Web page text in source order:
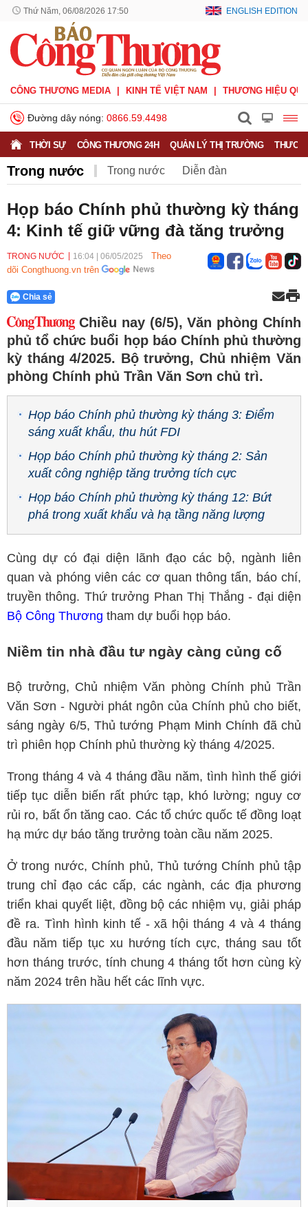
Thứ Năm, 06/08/2026 17:50 ENGLISH EDITION
CÔNG THƯƠNG MEDIA KINH TẾ VIỆT NAM THƯƠNG HIỆU
Đường dây nóng: 0866.59.4498
THỜI SỰ CÔNG THƯƠNG 24H QUẢN LÝ THỊ TRƯỜNG
Trong nước Trong nước Diễn đàn
Bầu cử Quốc hội Khoá XVI
Họp báo Chính phủ thường kỳ tháng
4: Kinh tế giữ vững đà tăng trưởng
TRONG NƯỚC 16:04 06/05/2025
Theo
dõi Congthuong.vn trên
Chia sẻ
Chiều nay (6/5), Văn phòng Chính
phủ tổ chức buổi họp báo Chính phủ thường
kỳ tháng 4/2025. Bộ trưởng, Chủ nhiệm Văn
phòng Chính phủ Trần Văn Sơn chủ trì.
Họp báo Chính phủ thường kỳ tháng 3: Điểm
sáng xuất khẩu, thu hút FDI
Họp báo Chính phủ thường kỳ tháng 2: Sản
xuất công nghiệp tăng trưởng tích cực
Họp báo Chính phủ thường kỳ tháng 12: Bứt
phá trong xuất khẩu và hạ tầng năng lượng
Cùng dự có đại diện lãnh đạo các bộ, ngành liên
quan và phóng viên các cơ quan thông tấn, báo chí,
truyền thông. Thứ trưởng Phan Thị Thắng - đại diện
Bộ Công Thương tham dự buổi họp báo.
Niềm tin nhà đầu tư ngày càng củng cố
Bộ trưởng, Chủ nhiệm Văn phòng Chính phủ Trần
Văn Sơn - Người phát ngôn của Chính phủ cho biết,
sáng ngày 6/5, Thủ tướng Phạm Minh Chính đã chủ
trì phiên họp Chính phủ thường kỳ tháng 4/2025.
Trong tháng 4 và 4 tháng đầu năm, tình hình thế giới
tiếp tục diễn biến rất phức tạp, khó lường; nguy cơ
rủi ro, bất ổn tăng cao. Các tổ chức quốc tế đồng loạt
hạ mức dự báo tăng trưởng toàn cầu năm 2025.
Ở trong nước, Chính phủ, Thủ tướng Chính phủ tập
trung chỉ đạo các cấp, các ngành, các địa phương
triển khai quyết liệt, đồng bộ các nhiệm vụ, giải pháp
đề ra. Tình hình kinh tế - xã hội tháng 4 và 4 tháng
đầu năm tiếp tục xu hướng tích cực, tháng sau tốt
hơn tháng trước, tính chung 4 tháng tốt hơn cùng kỳ
năm 2024 trên hầu hết các lĩnh vực.